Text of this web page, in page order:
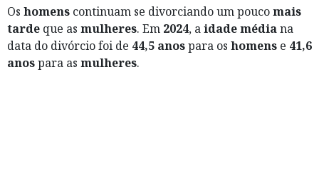
Os homens continuam se divorciando um poucomais
tarde que as mulheres. Em 2024, aidade médiana
data do divórcio foi de 44,5 anospara os homens e 41,6
anospara as mulheres.